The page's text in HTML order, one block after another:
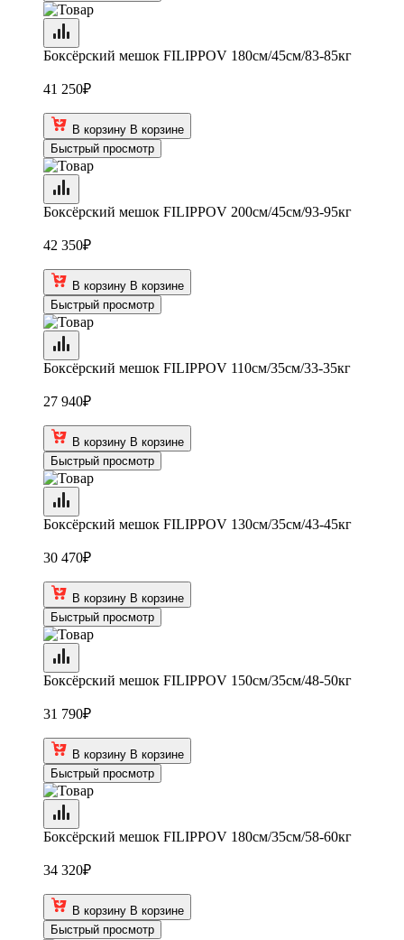
Боксёрский мешок FILIPPOV 180см/45см/83-85кг
41 250₽
В корзину В корзине
Быстрый просмотр
Боксёрский мешок FILIPPOV 200см/45см/93-95кг
42 350₽
В корзину В корзине
Быстрый просмотр
Боксёрский мешок FILIPPOV 110см/35см/33-35кг
27 940₽
В корзину В корзине
Быстрый просмотр
Боксёрский мешок FILIPPOV 130см/35см/43-45кг
30 470₽
В корзину В корзине
Быстрый просмотр
Боксёрский мешок FILIPPOV 150см/35см/48-50кг
31 790₽
В корзину В корзине
Быстрый просмотр
Боксёрский мешок FILIPPOV 180см/35см/58-60кг
34 320₽
В корзину В корзине
Быстрый просмотр